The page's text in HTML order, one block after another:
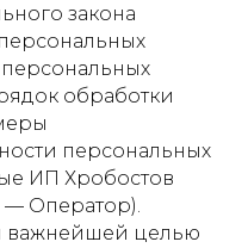
закона
обработки
персональных
ИП Хробостов
— Оператор).
важнейшей целью